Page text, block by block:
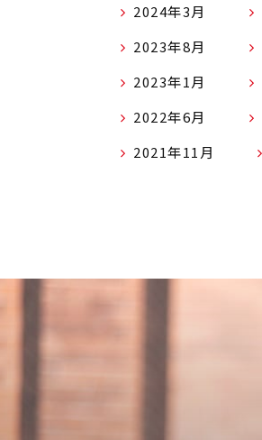
2024年3月
2023年8月
2023年1月
2022年6月
2021年11月